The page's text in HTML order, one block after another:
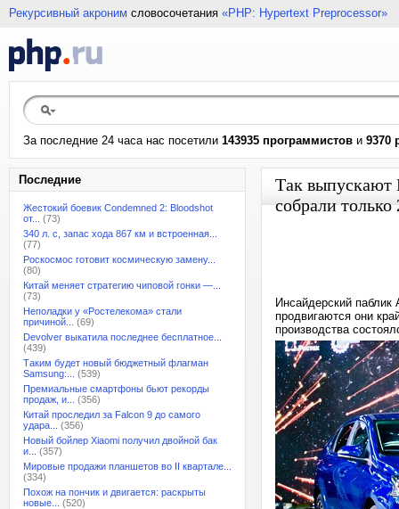
Рекурсивный акроним словосочетания «PHP: Hypertext Preprocessor»
За последние 24 часа нас посетили 143935 программистов и 9370
Последние
Жестокий боевик Condemned 2: Bloodshot
от...
(73)
340 л. с, запас хода 867 км и встроенная...
(77)
Роскосмос готовит космическую замену...
(80)
Китай меняет стратегию чиповой гонки —...
(73)
Неполадки у «Ростелекома» стали
причиной...
(69)
Devolver выкатила последнее бесплатное...
(439)
Таким будет новый бюджетный флагман
Samsung:...
(539)
Премиальные смартфоны бьют рекорды
продаж, и...
(356)
Китай проследил за Falcon 9 до самого
удара...
(356)
Новый бойлер Xiaomi получил двойной бак
и...
(357)
Мировые продажи планшетов во II квартале...
(334)
Похож на пончик и двигается: раскрыты
новые...
(520)
Так выпускают
собрали только
Инсайдерский
продвигаются они
производства